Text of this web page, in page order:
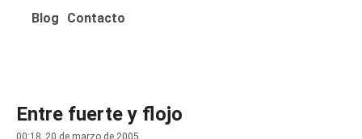
Blog Contacto
Entre fuerte y flojo
00:18 20 de marzo de 2005